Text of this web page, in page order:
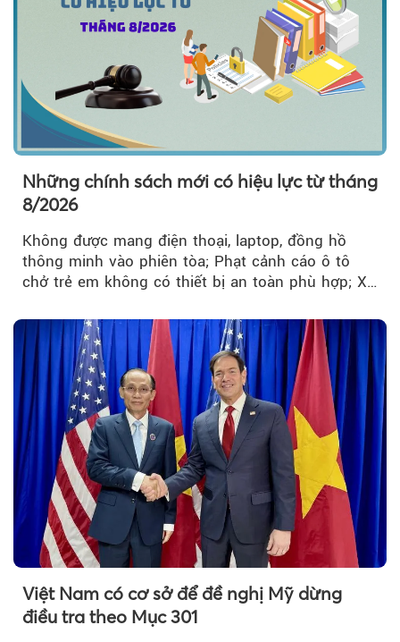
Những chính sách mới có hiệu lực từ tháng
8/2026
Không được mang điện thoại, laptop, đồng hồ
thông minh vào phiên tòa; Phạt cảnh cáo ô tô
chở trẻ em không có thiết bị an toàn phù hợp; Xe
với Bộ Công an… là những chính sách mới có
hiệu lực từ tháng 8/2026.
Việt Nam có cơ sở để đề nghị Mỹ dừng
điều tra theo Mục 301